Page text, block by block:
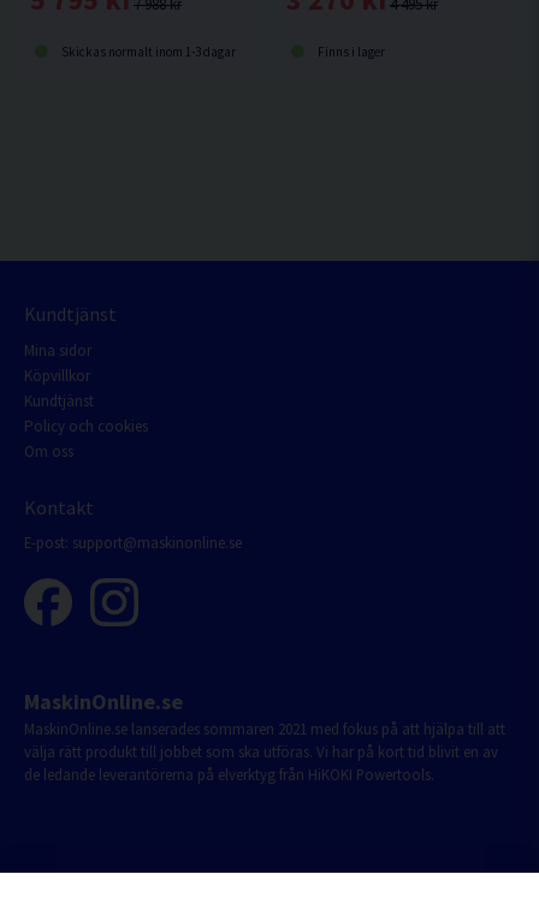
7 988 kr
Skickas normalt inom 1-3 dagar
4 495 kr
Finns i lager
Kundtjänst
Mina sidor
Köpvillkor
Kundtjänst
Policy och cookies
Om oss
Kontakt
E-post: support@maskinonline.se
MaskinOnline.se
MaskinOnline.se lanserades sommaren 2021 med fokus på att hjälpa till att
välja rätt produkt till jobbet som ska utföras. Vi har på kort tid blivit en av
de ledande leverantörerna på elverktyg från HiKOKI Powertools.